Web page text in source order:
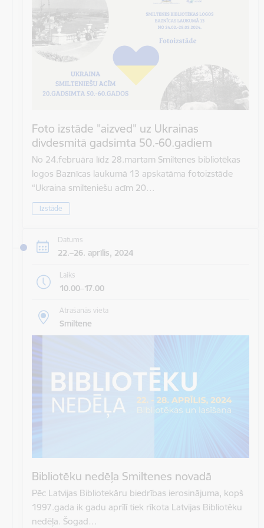
Foto izstāde "aizved" uz Ukrainas
divdesmitā gadsimta 50.-60.gadiem
No 24.februāra līdz 28.martam Smiltenes bibliotēkas
logos Baznīcas laukumā 13 apskatāma fotoizstāde
“Ukraina smilteniešu acīm 20…
Izstāde
Datums
22.–26. aprīlis, 2024
Laiks
10.00–17.00
Atrašanās vieta
Smiltene
Bibliotēku nedēļa Smiltenes novadā
Pēc Latvijas Bibliotekāru biedrības ierosinājuma, kopš
1997.gada ik gadu aprīlī tiek rīkota Latvijas Bibliotēku
nedēļa. Šogad…